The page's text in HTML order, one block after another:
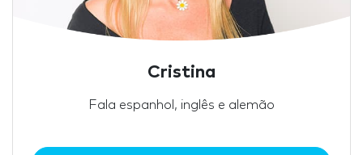
Cristina
Fala espanhol, inglês e alemão